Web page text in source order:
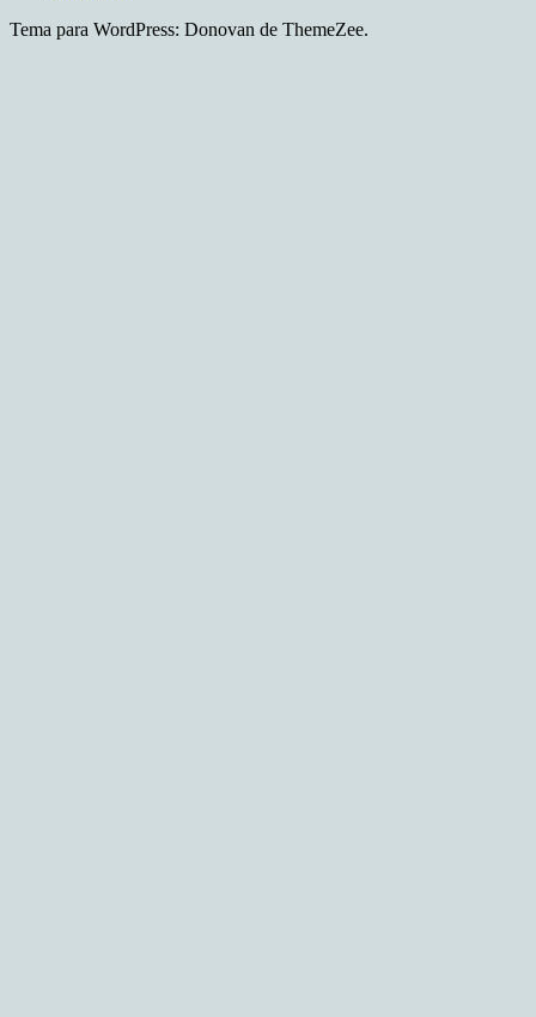
Tema para WordPress: Donovan de ThemeZee.